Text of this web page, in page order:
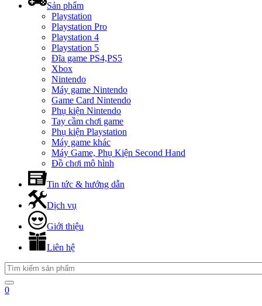
Sản phẩm
Playstation
Playstation Pro
Playstation 4
Playstation 5
Đĩa game PS4,PS5
Xbox
Nintendo
Máy game Nintendo
Game Card Nintendo
Phụ kiện Nintendo
Tay cầm chơi game
Phụ kiện Playstation
Máy game khác
Máy Game, Phụ Kiện Second Hand
Đồ chơi mô hình
Tin tức & hướng dẫn
Dịch vụ
Giới thiệu
Liên hệ
0